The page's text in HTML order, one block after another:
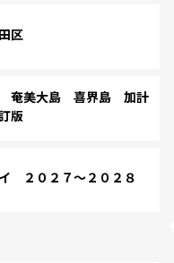
区
奄美大島 喜界島 加計
版
２０２７～２０２８